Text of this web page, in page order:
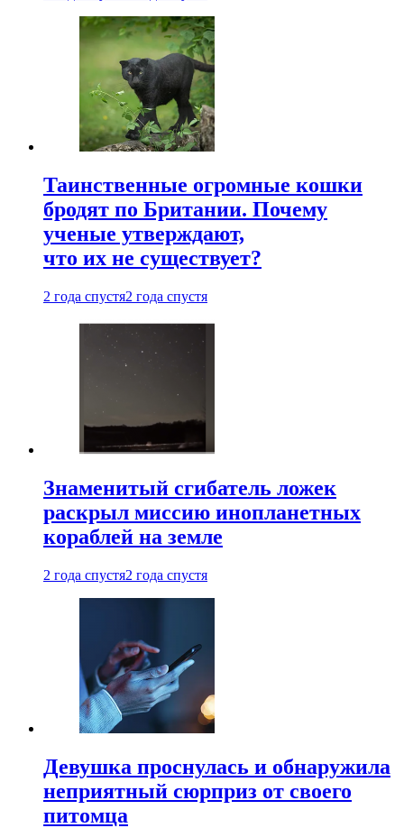
Таинственные огромные кошки
бродят по Британии. Почему
ученые утверждают,
что их не существует?
2 года спустя2 года спустя
Знаменитый сгибатель ложек
раскрыл миссию инопланетных
кораблей на земле
2 года спустя2 года спустя
Девушка проснулась и обнаружила
неприятный сюрприз от своего
питомца